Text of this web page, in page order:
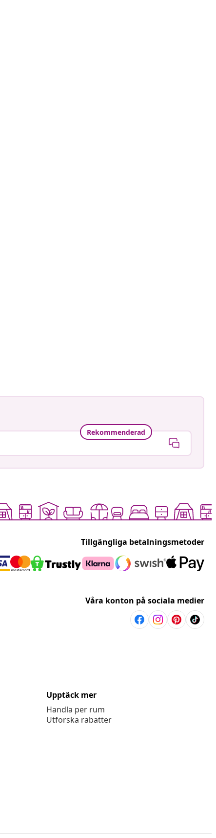
Rekommenderad
Tillgängliga betalningsmetoder
Våra konton på sociala medier
Upptäck mer
Handla per rum
Utforska rabatter